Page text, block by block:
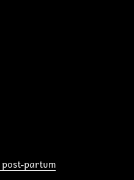
partum